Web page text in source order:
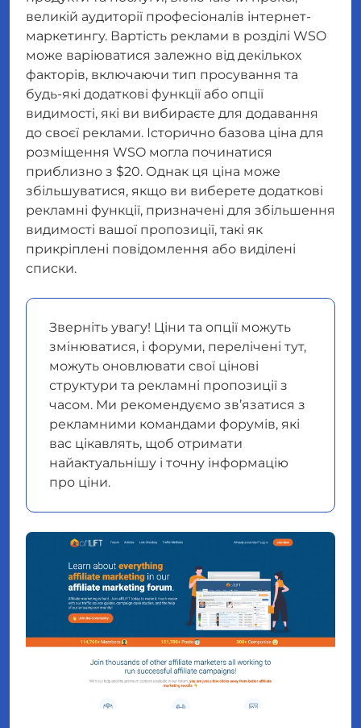
великій аудиторії професіоналів інтернет-
маркетингу. Вартість реклами в розділі WSO
може варіюватися залежно від декількох
факторів, включаючи тип просування та
будь-які додаткові функції або опції
видимості, які ви вибираєте для додавання
до своєї реклами. Історично базова ціна для
розміщення WSO могла починатися
приблизно з $20. Однак ця ціна може
збільшуватися, якщо ви виберете додаткові
рекламні функції, призначені для збільшення
видимості вашої пропозиції, такі як
прикріплені повідомлення або виділені
списки.
Зверніть увагу! Ціни та опції можуть
змінюватися, і форуми, перелічені тут,
можуть оновлювати свої цінові
структури та рекламні пропозиції з
часом. Ми рекомендуємо зв’язатися з
рекламними командами форумів, які
вас цікавлять, щоб отримати
найактуальнішу і точну інформацію
про ціни.